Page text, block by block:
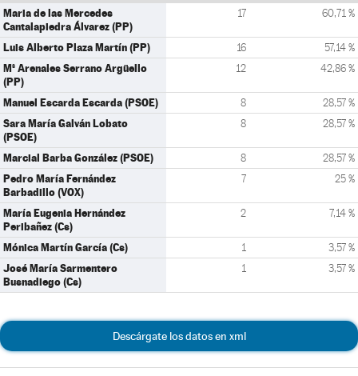
Maria de las Mercedes
Cantalapiedra Álvarez (PP)
17 60,71 %
Luis Alberto Plaza Martín (PP) 16 57,14 %
Mª Arenales Serrano Argüello
(PP)
12 42,86 %
Manuel Escarda Escarda (PSOE) 8 28,57 %
Sara María Galván Lobato
(PSOE)
8 28,57 %
Marcial Barba González (PSOE) 8 28,57 %
Pedro María Fernández
Barbadillo (VOX)
7 25 %
María Eugenia Hernández
Peribañez (Cs)
2 7,14 %
Mónica Martín García (Cs) 1 3,57 %
José María Sarmentero
Busnadiego (Cs)
1 3,57 %
Descárgate los datos en xml